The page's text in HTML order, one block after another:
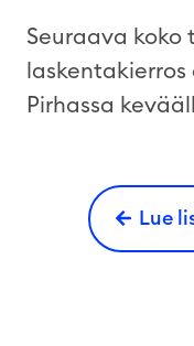
Seuraava
Pirhassa
Lue